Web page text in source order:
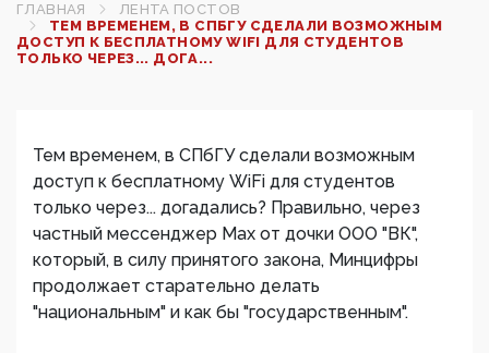
ГЛАВНАЯ
ЛЕНТА ПОСТОВ
ТЕМ ВРЕМЕНЕМ, В СПБГУ СДЕЛАЛИ ВОЗМОЖНЫМ
ДОСТУП К БЕСПЛАТНОМУ WIFI ДЛЯ СТУДЕНТОВ
ТОЛЬКО ЧЕРЕЗ... ДОГА...
Тем временем, в СПбГУ сделали возможным
доступ к бесплатному WiFi для студентов
только через... догадались? Правильно, через
частный мессенджер Max от дочки ООО "ВК",
который, в силу принятого закона, Минцифры
продолжает старательно делать
"национальным" и как бы "государственным".